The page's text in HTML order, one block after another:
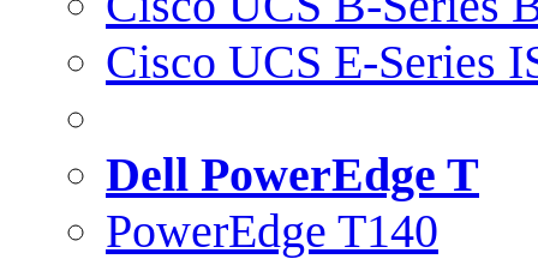
Cisco UCS E-Series
Dell PowerEdge T
PowerEdge T140